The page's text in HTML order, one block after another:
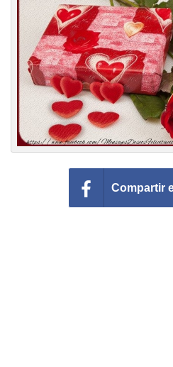
Felicitaciones días del año
Felicitaciones musicales
Entrar
Compartir